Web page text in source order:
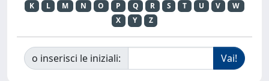
K
L M N O P Q R S T U V
W
X
Y Z
o inserisci le iniziali: